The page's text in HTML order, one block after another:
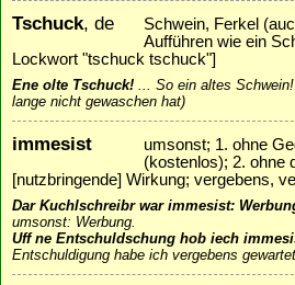
Tschuck, de
Schwein, Ferkel
Aufführen wie ein
Lockwort "tschuck tschuck"]
Ene olte Tschuck! ... So ein altes
lange nicht gewaschen hat)
immesist
umsonst; 1. ohne
(kostenlos); 2. ohne
[nutzbringende] Wirkung; vergebens,
Dar Kuchlschreibr war immesist:
umsonst: Werbung.
Uff ne Entschuldschung hob iech
Entschuldigung habe ich vergebens